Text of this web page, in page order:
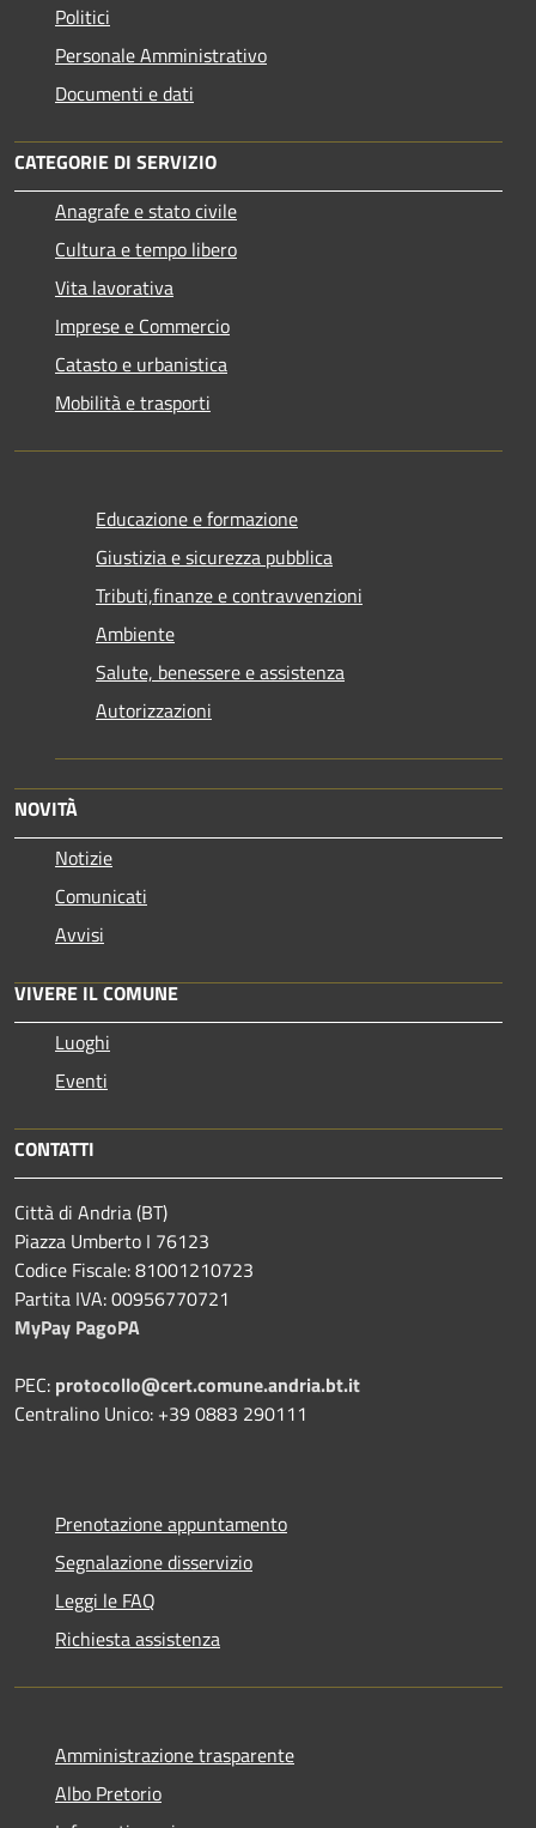
Politici
Personale Amministrativo
Documenti e dati
CATEGORIE DI SERVIZIO
Anagrafe e stato civile
Cultura e tempo libero
Vita lavorativa
Imprese e Commercio
Catasto e urbanistica
Mobilità e trasporti
Educazione e formazione
Giustizia e sicurezza pubblica
Tributi,finanze e contravvenzioni
Ambiente
Salute, benessere e assistenza
Autorizzazioni
NOVITÀ
Notizie
Comunicati
Avvisi
VIVERE IL COMUNE
Luoghi
Eventi
CONTATTI
Città di Andria (BT)
Piazza Umberto I 76123
Codice Fiscale: 81001210723
Partita IVA: 00956770721
MyPay PagoPA
PEC: protocollo@cert.comune.andria.bt.it
Centralino Unico: +39 0883 290111
Prenotazione appuntamento
Segnalazione disservizio
Leggi le FAQ
Richiesta assistenza
Amministrazione trasparente
Albo Pretorio